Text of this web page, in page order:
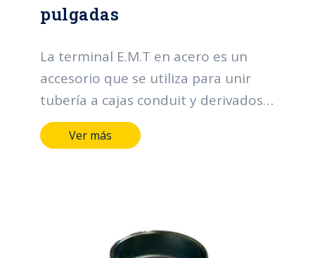
pulgadas
La terminal E.M.T en acero es un
accesorio que se utiliza para unir
tubería a cajas conduit y derivados.
Sus funciones principales se centran
en la organización y protección de
Ver más